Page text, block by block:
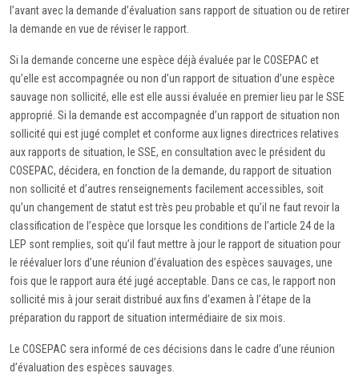
l’avant avec la demande d’évaluation sans rapport de situation ou de retirer
la demande en vue de réviser le rapport.
Si la demande concerne une espèce déjà évaluée par le COSEPAC et
qu’elle est accompagnée ou non d’un rapport de situation d’une espèce
sauvage non sollicité, elle est elle aussi évaluée en premier lieu par le SSE
approprié. Si la demande est accompagnée d’un rapport de situation non
sollicité qui est jugé complet et conforme aux lignes directrices relatives
aux rapports de situation, le SSE, en consultation avec le président du
COSEPAC, décidera, en fonction de la demande, du rapport de situation
non sollicité et d’autres renseignements facilement accessibles, soit
qu’un changement de statut est très peu probable et qu’il ne faut revoir la
classification de l’espèce que lorsque les conditions de l’article 24 de la
LEP sont remplies, soit qu’il faut mettre à jour le rapport de situation pour
le réévaluer lors d’une réunion d’évaluation des espèces sauvages, une
fois que le rapport aura été jugé acceptable. Dans ce cas, le rapport non
sollicité mis à jour serait distribué aux fins d’examen à l’étape de la
préparation du rapport de situation intermédiaire de six mois.
Le COSEPAC sera informé de ces décisions dans le cadre d’une réunion
d’évaluation des espèces sauvages.